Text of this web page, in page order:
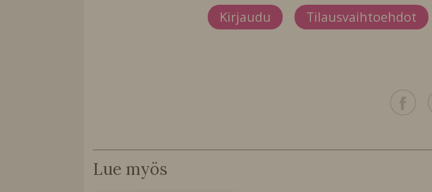
Kirjaudu Tilausvaihtoehdot
Lue myös